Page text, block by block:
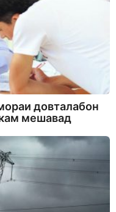
довталабон
мешавад